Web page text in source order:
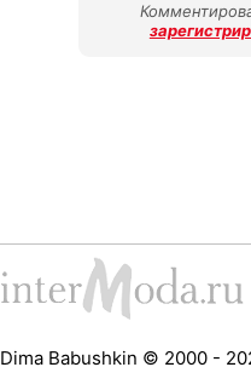
Dima Babushkin © 2000 -